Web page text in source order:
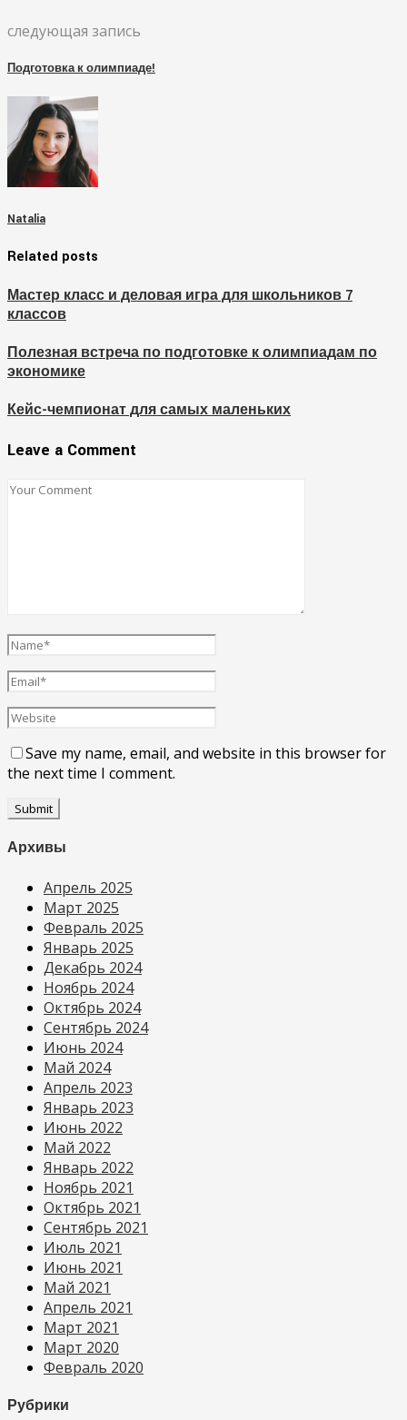
следующая запись
Подготовка к олимпиаде!
Natalia
Related posts
Мастер класс и деловая игра для школьников 7
классов
Полезная встреча по подготовке к олимпиадам по
экономике
Кейс-чемпионат для самых маленьких
Leave a Comment
Save my name, email, and website in this browser for
the next time I comment.
Архивы
Апрель 2025
Март 2025
Февраль 2025
Январь 2025
Декабрь 2024
Ноябрь 2024
Октябрь 2024
Сентябрь 2024
Июнь 2024
Май 2024
Апрель 2023
Январь 2023
Июнь 2022
Май 2022
Январь 2022
Ноябрь 2021
Октябрь 2021
Сентябрь 2021
Июль 2021
Июнь 2021
Май 2021
Апрель 2021
Март 2021
Март 2020
Февраль 2020
Рубрики